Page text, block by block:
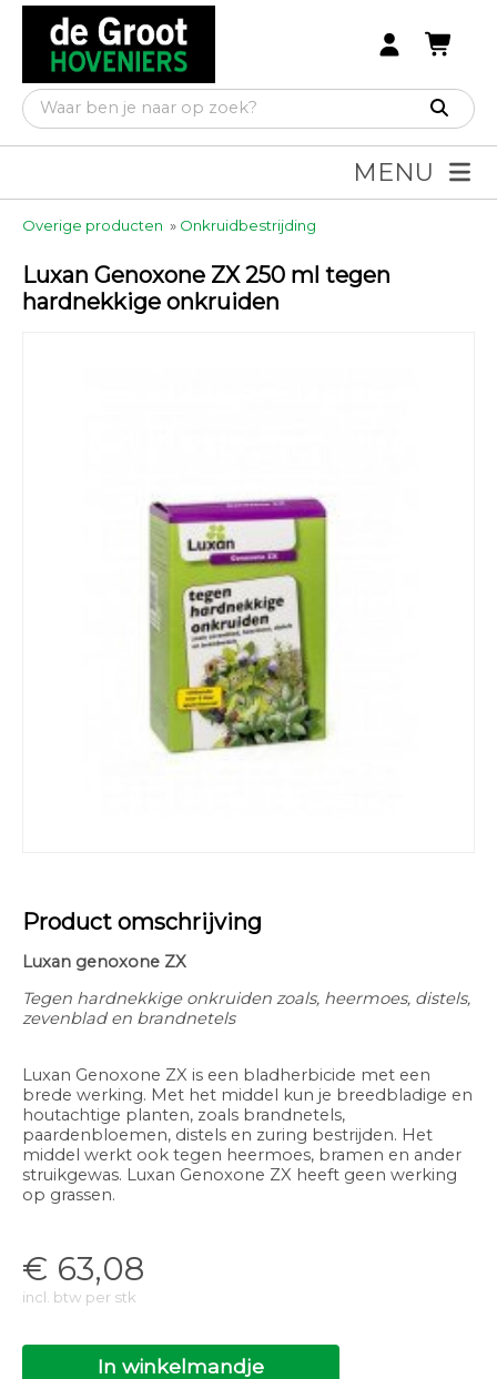
MENU
Overige producten » Onkruidbestrijding
Luxan Genoxone ZX 250 ml tegen
hardnekkige onkruiden
Product omschrijving
Luxan genoxone ZX
Tegen hardnekkige onkruiden zoals, heermoes, distels,
zevenblad en brandnetels
Luxan Genoxone ZX is een bladherbicide met een
brede werking. Met het middel kun je breedbladige en
houtachtige planten, zoals brandnetels,
paardenbloemen, distels en zuring bestrijden. Het
middel werkt ook tegen heermoes, bramen en ander
struikgewas. Luxan Genoxone ZX heeft geen werking
op grassen.
€ 63,08
incl. btw per stk
In winkelmandje